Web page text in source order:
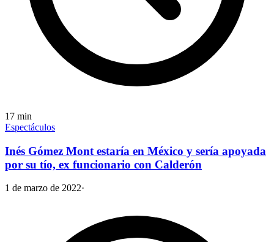
17 min
Espectáculos
Inés Gómez Mont estaría en México y sería apoyada
por su tío, ex funcionario con Calderón
1 de marzo de 2022·